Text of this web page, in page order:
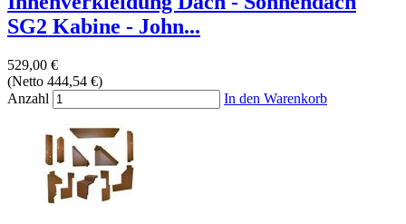
SG2 Kabine - John...
529,00 €
(Netto 444,54 €)
Anzahl
In den Warenkorb